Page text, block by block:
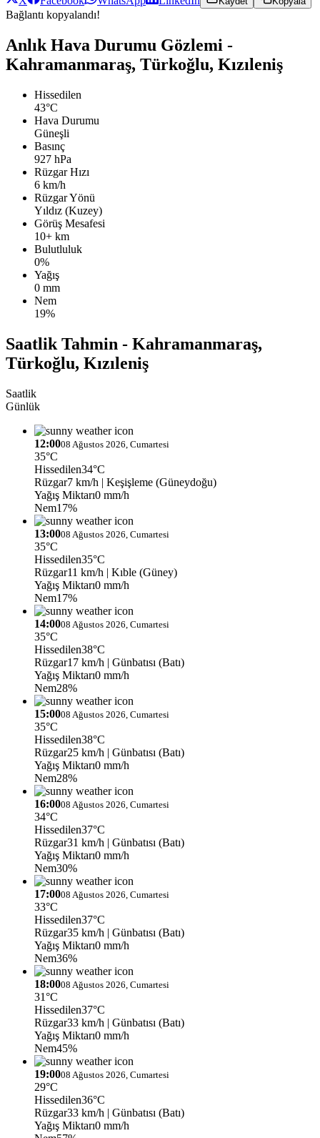
Bağlantı kopyalandı!
Anlık Hava Durumu Gözlemi -
Kahramanmaraş, Türkoğlu, Kızıleniş
Hissedilen
43°C
Hava Durumu
Güneşli
Basınç
927 hPa
Rüzgar Hızı
6 km/h
Rüzgar Yönü
Yıldız (Kuzey)
Görüş Mesafesi
10+ km
Bulutluluk
0%
Yağış
0 mm
Nem
19%
Saatlik Tahmin - Kahramanmaraş,
Türkoğlu, Kızıleniş
Saatlik
Günlük
12:0008 Ağustos 2026, Cumartesi
35°C
Hissedilen34°C
Rüzgar7 km/h | Keşişleme (Güneydoğu)
Yağış Miktarı0 mm/h
Nem17%
13:0008 Ağustos 2026, Cumartesi
35°C
Hissedilen35°C
Rüzgar11 km/h | Kıble (Güney)
Yağış Miktarı0 mm/h
Nem17%
14:0008 Ağustos 2026, Cumartesi
35°C
Hissedilen38°C
Rüzgar17 km/h | Günbatısı (Batı)
Yağış Miktarı0 mm/h
Nem28%
15:0008 Ağustos 2026, Cumartesi
35°C
Hissedilen38°C
Rüzgar25 km/h | Günbatısı (Batı)
Yağış Miktarı0 mm/h
Nem28%
16:0008 Ağustos 2026, Cumartesi
34°C
Hissedilen37°C
Rüzgar31 km/h | Günbatısı (Batı)
Yağış Miktarı0 mm/h
Nem30%
17:0008 Ağustos 2026, Cumartesi
33°C
Hissedilen37°C
Rüzgar35 km/h | Günbatısı (Batı)
Yağış Miktarı0 mm/h
Nem36%
18:0008 Ağustos 2026, Cumartesi
31°C
Hissedilen37°C
Rüzgar33 km/h | Günbatısı (Batı)
Yağış Miktarı0 mm/h
Nem45%
19:0008 Ağustos 2026, Cumartesi
29°C
Hissedilen36°C
Rüzgar33 km/h | Günbatısı (Batı)
Yağış Miktarı0 mm/h